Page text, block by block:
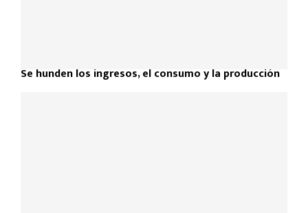
Se hunden los ingresos, el consumo y la producción